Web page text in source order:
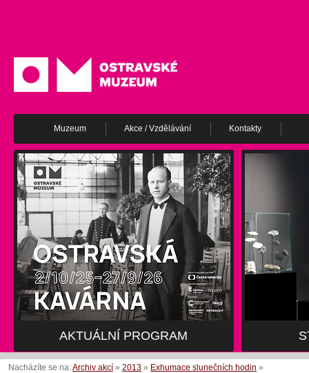
Muzeum Akce / Vzdělávání Kontakty
AKTUÁLNÍ PROGRAM
Nacházíte se na:Archiv akcí » 2013 » Exhumace slunečních hodin »